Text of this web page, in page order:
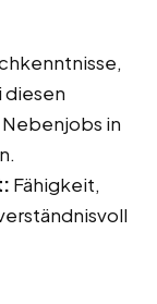
diesen
in
Fähigkeit,